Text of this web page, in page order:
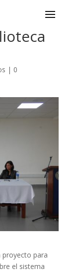
| 0
proyecto para
el sistema